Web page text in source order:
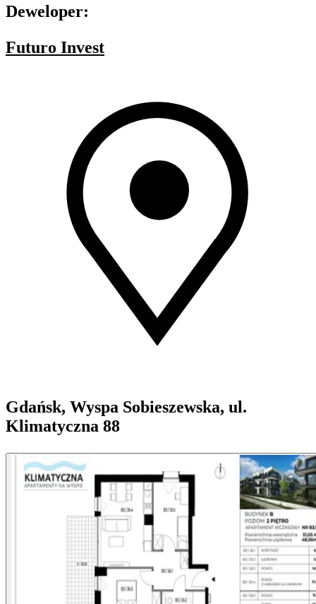
Deweloper:
Futuro Invest
Gdańsk, Wyspa Sobieszewska, ul.
Klimatyczna 88